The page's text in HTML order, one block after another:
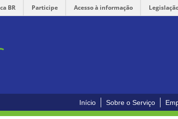
BR Participe Acesso à informação
Início Sobre o Serviço